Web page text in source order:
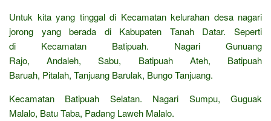
Untuk kita yang tinggal di Kecamatan kelurahan desa nagari
jorong yang berada di Kabupaten Tanah Datar. Seperti
di Kecamatan Batipuah. Nagari Gunuang
Rajo, Andaleh, Sabu, Batipuah Ateh, Batipuah
Baruah, Pitalah, Tanjuang Barulak, Bungo Tanjuang.
Kecamatan Batipuah Selatan. Nagari Sumpu, Guguak
Malalo, Batu Taba, Padang Laweh Malalo.